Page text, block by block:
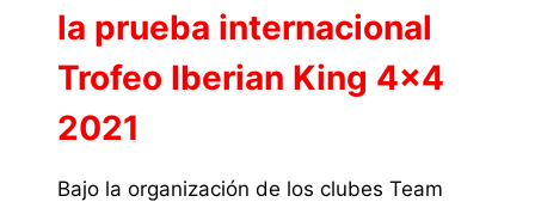
la prueba internacional
Trofeo Iberian King 4×4
2021
Bajo la organización de los clubes Team